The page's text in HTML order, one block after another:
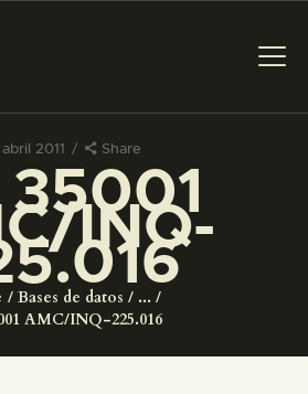
2011 Share
35001
INQ-
Bases de datos
...
AMC/INQ-225.016
LA VISITA